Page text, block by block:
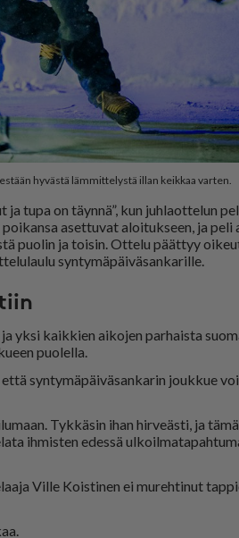
hyvästä lämmittelystä illan keikkaa varten.
ja tupa on täyn­nä”, kun juh­la­ot­te­lun
aset­tu­vat aloi­tuk­seen, ja peli
puo­lin ja toi­sin. Ot­te­lu päät­tyy
syn­ty­mä­päi­vä­san­ka­ril­le.
yk­si kaik­kien ai­ko­jen par­hais­ta
puo­lel­la.
syn­ty­mä­päi­vä­san­ka­rin jouk­kue
Tyk­kä­sin ihan hir­ve­äs­ti, ja
ih­mis­ten edes­sä
Vil­le Kois­ti­nen ei mu­reh­ti­nut